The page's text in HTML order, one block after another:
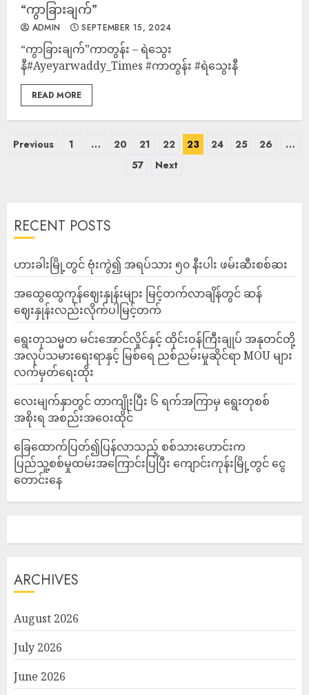
“ကွာခြားချက်”
ADMIN SEPTEMBER 15, 2024
“ကွာခြားချက်”ကာတွန်း – ရဲသွေး
နီ#Ayeyarwaddy_Times #ကာတွန်း #ရဲသွေးနီ
READ MORE
Previous 1 … 20 21 22 23 24 25 26
…
57
Next
RECENT POSTS
ဟားခါးမြို့တွင် ဗုံးကွဲ၍ အရပ်သား ၅၀ နီးပါး ဖမ်းဆီးစစ်ဆး
အထွေထွေကုန်ဈေးနှုန်းများ မြင့်တက်လာချိန်တွင် ဆန်
ဈေးနှုန်းလည်းလိုက်ပါမြင့်တက်
ရွေးတုသမ္မတ မင်းအောင်လှိုင်နှင့် ထိုင်းဝန်ကြီးချုပ် အနုတင်တို့
အလုပ်သမားရေးရာနှင့် မြစ်ရေ ညစ်ညမ်းမှုဆိုင်ရာ MOU များ
လက်မှတ်ရေးထိုး
လေးမျက်နှာတွင် တာကျိုးပြီး ၆ ရက်အကြာမှ ရွေးတုစစ်
အစိုးရ အစည်းအဝေးထိုင်
ခြေထောက်ပြတ်၍ပြန်လာသည့် စစ်သားဟောင်းက
ပြည်သူ့စစ်မှုထမ်းအကြောင်းပြပြီး ကျောင်းကုန်းမြို့တွင် ငွေ
တောင်းနေ
ARCHIVES
August 2026
July 2026
June 2026